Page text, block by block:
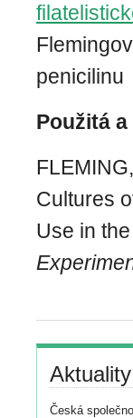
penicilinu
Použitá
Cultures
Use in
Aktuality
Česká